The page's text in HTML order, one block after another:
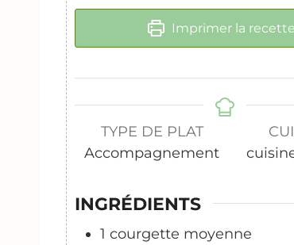
Imprimer la recette
TYPE DE PLAT
Accompagnement
INGRÉDIENTS
1 courgette moyenne